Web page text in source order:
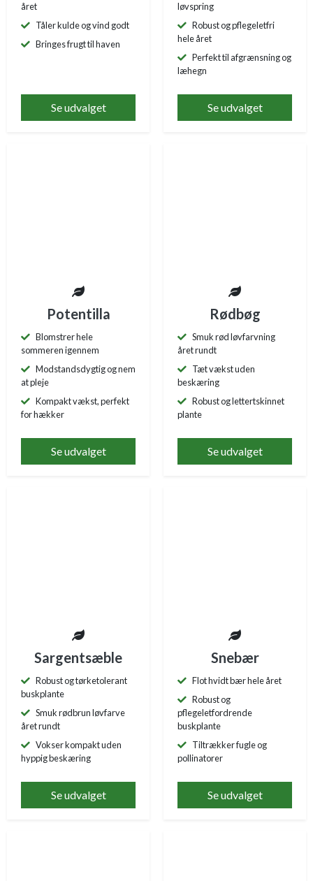
året
Tåler kulde og vind godt
Bringes frugt til haven
Se udvalget
løvspring
Robust og pflegeletfri
hele året
Perfekt til afgrænsning og
læhegn
Se udvalget
Potentilla
Blomstrer hele
sommeren igennem
Modstandsdygtig og nem
at pleje
Kompakt vækst, perfekt
for hækker
Se udvalget
Rødbøg
Smuk rød løvfarvning
året rundt
Tæt vækst uden
beskæring
Robust og lettertskinnet
plante
Se udvalget
Sargentsæble
Robust og tørketolerant
buskplante
Smuk rødbrun løvfarve
året rundt
Vokser kompakt uden
hyppig beskæring
Se udvalget
Snebær
Flot hvidt bær hele året
Robust og
pflegeletfordrende
buskplante
Tiltrækker fugle og
pollinatorer
Se udvalget